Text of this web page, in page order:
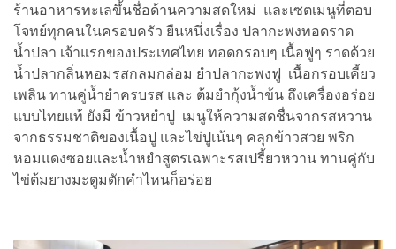
ร้านอาหารทะเลขึ้นชื่อด้านความสดใหม่ และเซตเมนูที่ตอบ
โจทย์ทุกคนในครอบครัว ยืนหนึ่งเรื่อง ปลากะพงทอดราด
น้ำปลา เจ้าแรกของประเทศไทย ทอดกรอบๆ เนื้อฟูๆ ราดด้วย
น้ำปลากลิ่นหอมรสกลมกล่อม ยำปลากะพงฟู เนื้อกรอบเคี้ยว
เพลิน ทานคู่น้ำยำครบรส และ ต้มยำกุ้งน้ำข้น ถึงเครื่องอร่อย
แบบไทยแท้ ยังมี ข้าวหยำปู เมนูให้ความสดชื่นจากรสหวาน
จากธรรมชาติของเนื้อปู และไข่ปูเน้นๆ คลุกข้าวสวย พริก
หอมแดงซอยและน้ำหยำสูตรเฉพาะรสเปรี้ยวหวาน ทานคู่กับ
ไข่ต้มยางมะตูมตักคำไหนก็อร่อย